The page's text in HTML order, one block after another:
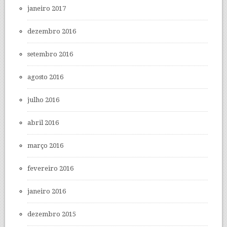
janeiro 2017
dezembro 2016
setembro 2016
agosto 2016
julho 2016
abril 2016
março 2016
fevereiro 2016
janeiro 2016
dezembro 2015